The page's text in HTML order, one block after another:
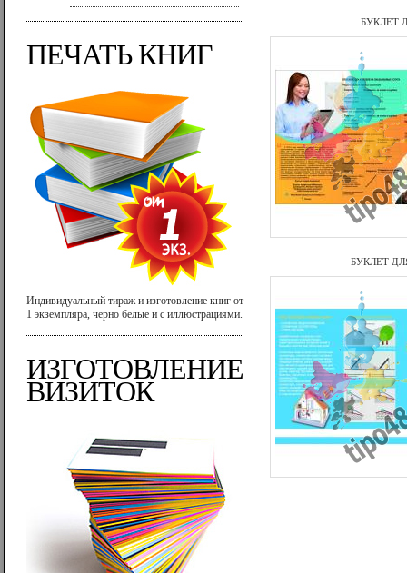
ПЕЧАТЬ КНИГ
Индивидуальный тираж и изготовление книг от
1 экземпляра, черно белые и с иллюстрациями.
ИЗГОТОВЛЕНИЕ
ВИЗИТОК
БУКЛЕТ
БУКЛЕТ